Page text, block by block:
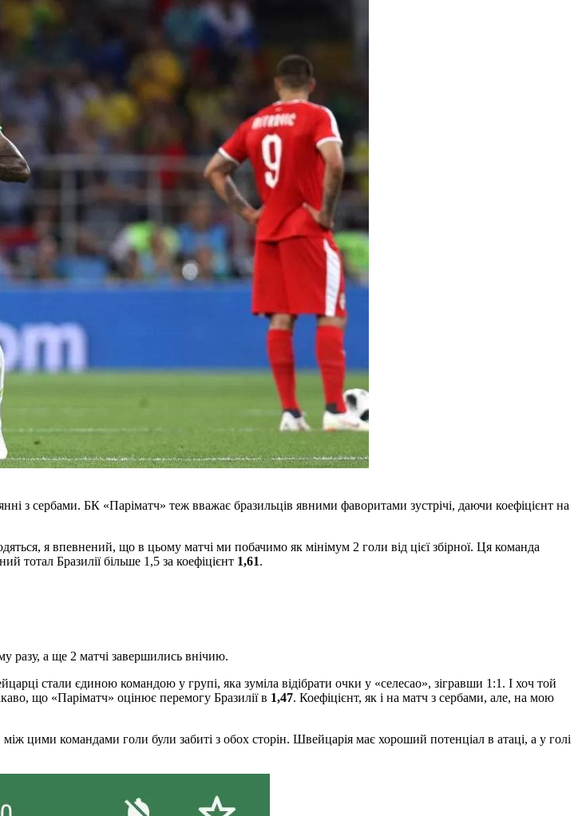
сербами. БК «Паріматч» теж вважає бразильців явними фаворитами зустрічі, даючи коефіцієнт на
я впевнений, що в цьому матчі ми побачимо як мінімум 2 голи від цієї збірної. Ця команда
тотал Бразилії більше 1,5 за коефіцієнт 1,61.
разу, а ще 2 матчі завершились внічию.
стали єдиною командою у групі, яка зуміла відібрати очки у «селесао», зігравши 1:1. І хоч той
що «Паріматч» оцінює перемогу Бразилії в 1,47. Коефіцієнт, як і на матч з сербами, але, на мою
цими командами голи були забиті з обох сторін. Швейцарія має хороший потенціал в атаці, а у голі